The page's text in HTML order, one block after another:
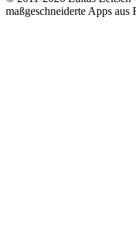
maßgeschneiderte Apps aus